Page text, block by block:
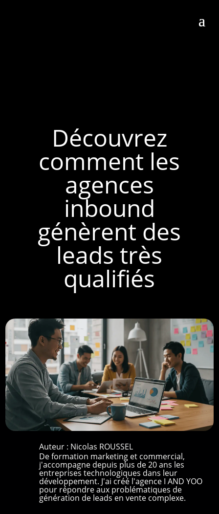
Découvrez
comment les
agences
inbound
génèrent des
leads très
qualifiés
Auteur : Nicolas ROUSSEL
De formation marketing et commercial,
j'accompagne depuis plus de 20 ans les
entreprises technologiques dans leur
développement. J'ai créé l'agence I AND YOO
pour répondre aux problématiques de
génération de leads en vente complexe.